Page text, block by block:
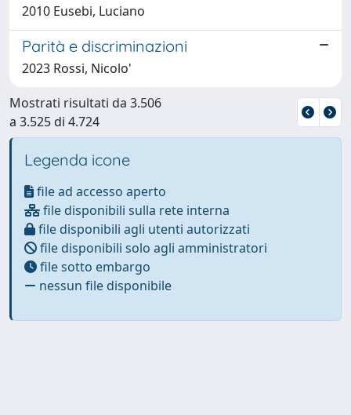
2010 Eusebi, Luciano
Parità e discriminazioni
2023 Rossi, Nicolo'
Mostrati risultati da 3.506
a 3.525 di 4.724
Legenda icone
file ad accesso aperto
file disponibili sulla rete interna
file disponibili agli utenti autorizzati
file disponibili solo agli amministratori
file sotto embargo
nessun file disponibile